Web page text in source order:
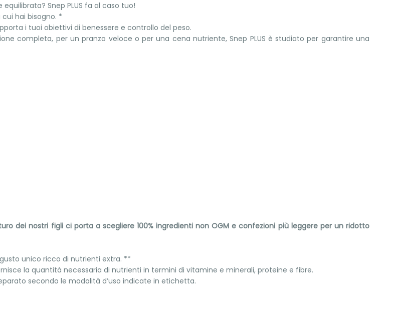
Snep PLUS fa al caso tuo!
hai bisogno. *
i tuoi obiettivi di benessere e controllo del peso.
completa, per un pranzo veloce o per una cena nutriente, Snep PLUS è studiato per garantire una
dei nostri figli ci porta a scegliere 100% ingredienti non OGM e confezioni più leggere per un ridotto
unico ricco di nutrienti extra. **
la quantità necessaria di nutrienti in termini di vitamine e minerali, proteine e fibre.
secondo le modalità d’uso indicate in etichetta.